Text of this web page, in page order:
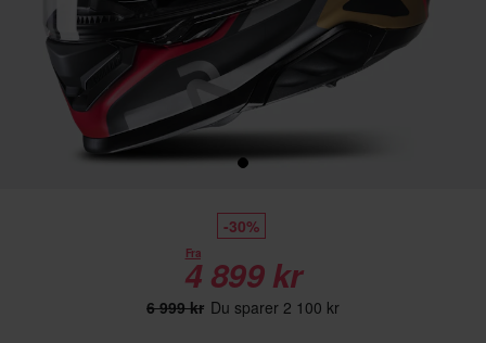
-30%
Fra
4 899 kr
6 999 kr Du sparer 2 100 kr